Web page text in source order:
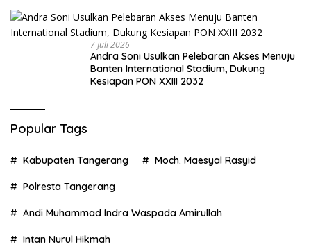
7 Juli 2026
Andra Soni Usulkan Pelebaran Akses Menuju
Banten International Stadium, Dukung
Kesiapan PON XXIII 2032
Popular Tags
Kabupaten Tangerang Moch. Maesyal Rasyid
Polresta Tangerang
Andi Muhammad Indra Waspada Amirullah
Intan Nurul Hikmah